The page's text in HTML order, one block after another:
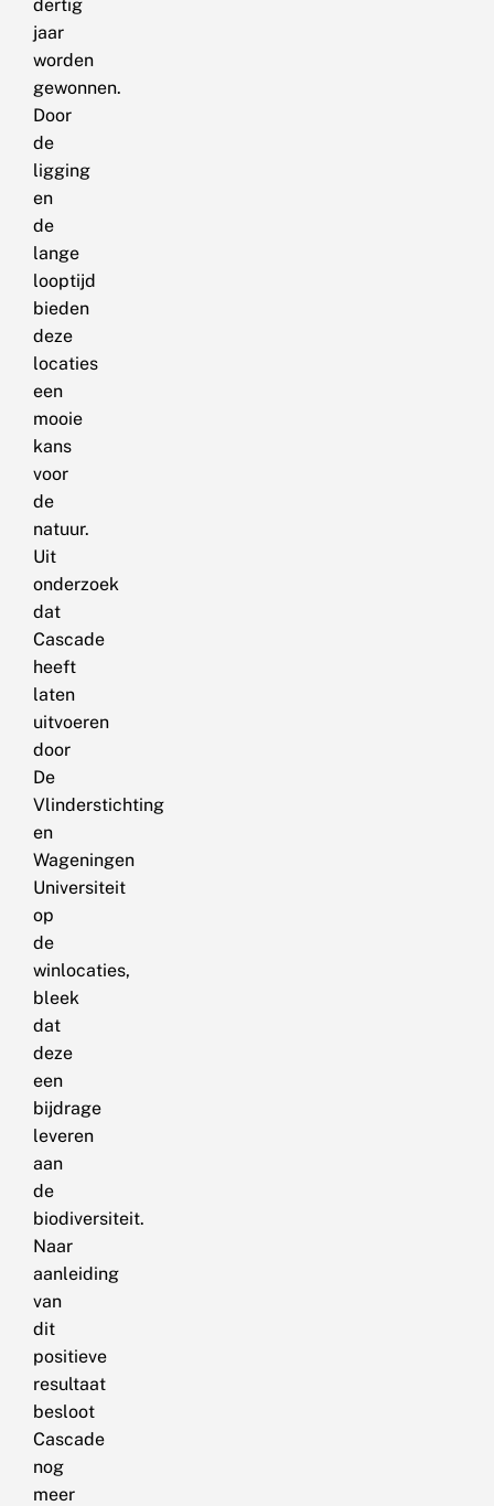
dertig
jaar
worden
gewonnen.
Door
de
ligging
en
de
lange
looptijd
bieden
deze
locaties
een
mooie
kans
voor
de
natuur.
Uit
onderzoek
dat
Cascade
heeft
laten
uitvoeren
door
De
Vlinderstichting
en
Wageningen
Universiteit
op
de
winlocaties,
bleek
dat
deze
een
bijdrage
leveren
aan
de
biodiversiteit.
Naar
aanleiding
van
dit
positieve
resultaat
besloot
Cascade
nog
meer